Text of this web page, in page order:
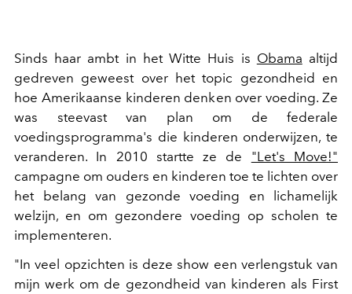
Sinds haar ambt in het Witte Huis is Obama altijd
gedreven geweest over het topic gezondheid en
hoe Amerikaanse kinderen denken over voeding. Ze
was steevast van plan om de federale
voedingsprogramma's die kinderen onderwijzen, te
veranderen. In 2010 startte ze de "Let's Move!"
campagne om ouders en kinderen toe te lichten over
het belang van gezonde voeding en lichamelijk
welzijn, en om gezondere voeding op scholen te
implementeren.
"In veel opzichten is deze show een verlengstuk van
mijn werk om de gezondheid van kinderen als First